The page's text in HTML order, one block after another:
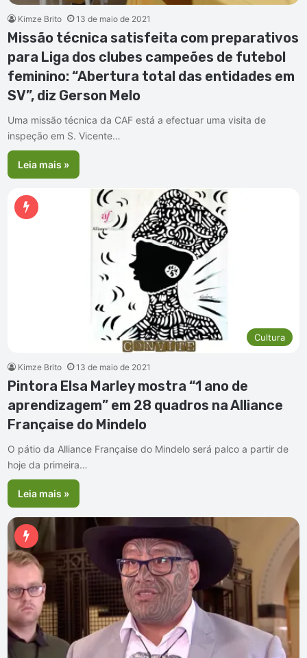
Kimze Brito 13 de maio de 2021
Missão técnica satisfeita com preparativos
para Liga dos clubes campeões de futebol
feminino: “Abertura total das entidades em
SV”, diz Gerson Melo
Uma missão técnica da CAF está a efectuar uma visita de
inspeção em S. Vicente…
Leia mais »
Cultura
Kimze Brito 13 de maio de 2021
Pintora Elsa Marley mostra “1 ano de
aprendizagem” em 28 quadros na Alliance
Française do Mindelo
O pátio da Alliance Française do Mindelo será palco a partir de
hoje da primeira…
Leia mais »